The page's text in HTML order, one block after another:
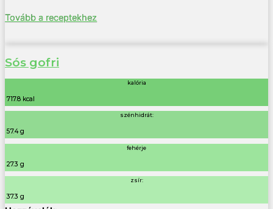
Tovább a receptekhez
Sós gofri
kalória
717.8 kcal
szénhidrát:
57.4 g
fehérje
27.3 g
zsír:
37.3 g